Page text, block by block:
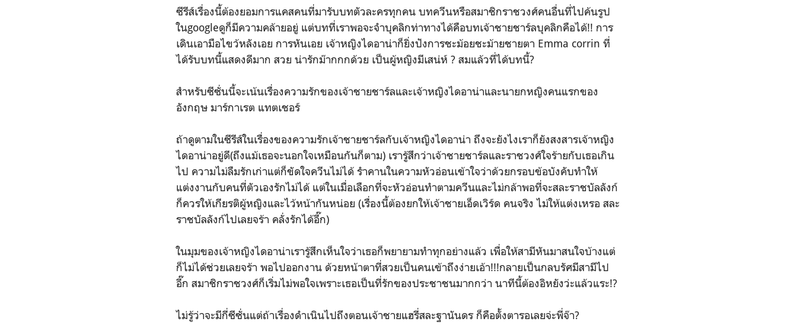
ซีรีส์เรื่องนี้ต้องยอมการแคสคนที่มารับบทตัวละครทุกคน บทควีนหรือสมาชิกราชวงศ์คนอื่นที่ไปค้นรูป
ในgoogleดูก็มีความคล้ายอยู่ แต่บทที่เราพอจะจำบุคลิกท่าทางได้คือบทเจ้าชายชาร์ลบุคลิกคือได้!! การ
เดินเอามือไขว้หลังเอย การหันเอย เจ้าหญิงไดอาน่าก็ยิ่งปังการชะม้อยชะม้ายชายตา Emma corrin ที่
ได้รับบทนี้แสดงดีมาก สวย น่ารักม๊ากกกด้วย เป็นผู้หญิงมีเสน่ห์ ? สมแล้วที่ได้บทนี้?
สำหรับซีซั่นนี้จะเน้นเรื่องความรักของเจ้าชายชาร์ลและเจ้าหญิงไดอาน่าและนายกหญิงคนแรกของ
อังกฤษ มาร์กาเรต แทตเชอร์
ถ้าดูตามในซีรีส์ในเรื่องของความรักเจ้าชายชาร์ลกับเจ้าหญิงไดอาน่า ถึงจะยังไงเราก็ยังสงสารเจ้าหญิง
ไดอาน่าอยู่ดี(ถึงแม้เธอจะนอกใจเหมือนกันก็ตาม) เรารู้สึกว่าเจ้าชายชาร์ลและราชวงศ์ใจร้ายกับเธอเกิน
ไป ความไม่ลืมรักเก่าแต่ก็ขัดใจควีนไม่ได้ รำคานในความหัวอ่อนเข้าใจว่าด้วยกรอบข้อบังคับทำให้
แต่งงานกับคนที่ตัวเองรักไม่ได้ แต่ในเมื่อเลือกที่จะหัวอ่อนทำตามควีนและไม่กล้าพอที่จะสละราชบัลลังก์
ก็ควรให้เกียรติผู้หญิงและไว้หน้ากันหน่อย (เรื่องนี้ต้องยกให้เจ้าชายเอ็ดเวิร์ด คนจริง ไม่ให้แต่งเหรอ สละ
ราชบัลลังก์ไปเลยจร้า คลั่งรักได้อี๊ก)
ในมุมของเจ้าหญิงไดอาน่าเรารู้สึกเห็นใจว่าเธอก็พยายามทำทุกอย่างแล้ว เพื่อให้สามีหันมาสนใจบ้างแต่
ก็ไม่ได้ช่วยเลยจร้า พอไปออกงาน ด้วยหน้าตาที่สวยเป็นคนเข้าถึงง่ายเอ้า!!!กลายเป็นกลบรัศมีสามีไป
อี๊ก สมาชิกราชวงศ์ก็เริ่มไม่พอใจเพราะเธอเป็นที่รักของประชาชนมากกว่า นาทีนี้ต้องอิหยังว่ะแล้วแระ!?
ไม่รู้ว่าจะมีกี่ซีซั่นแต่ถ้าเรื่องดำเนินไปถึงตอนเจ้าชายแฮรี่สละฐานันดร ก็คือตั้งตารอเลยจ่ะพี่จ๊า?